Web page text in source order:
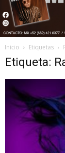
Inicio Etiquetas
Etiqueta: